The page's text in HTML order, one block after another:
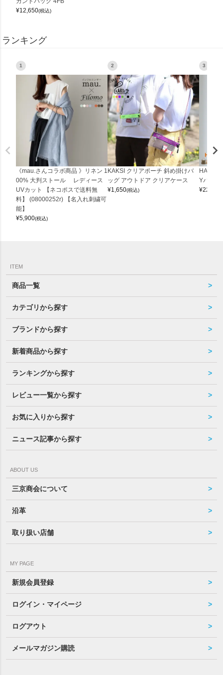
¥12,650(税込)
ランキング
1
《mau.さんコラボ商品 》リネン 1
00% 大判ストール レディース
UVカット 【ネコポスで送料無
料】 (08000252r) 【名入れ刺繍可
能】
¥5,900(税込)
2
KAKSI クリアポーチ 斜め掛けバ
ッグ アウトドア クリアケース
¥1,650(税込)
3
Yバッグ
¥22,000
ITEM
商品一覧
カテゴリから探す
ブランドから探す
新着商品から探す
ランキングから探す
レビュー一覧から探す
お気に入りから探す
ニュース記事から探す
ABOUT US
三京商会について
沿革
取り扱い店舗
MY PAGE
新規会員登録
ログイン・マイページ
ログアウト
メールマガジン購読